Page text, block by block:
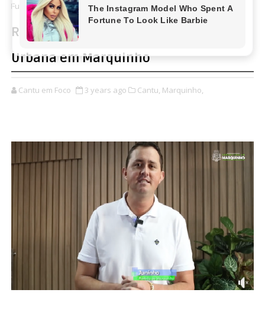
Fundiária Urbana em Marquinho
Reunião de Regularização Fundiária
Urbana em Marquinho
Cantu em Foco 3 years ago Cantu, Marquinho,